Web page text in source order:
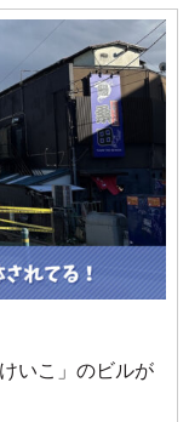
いこ」のビルが